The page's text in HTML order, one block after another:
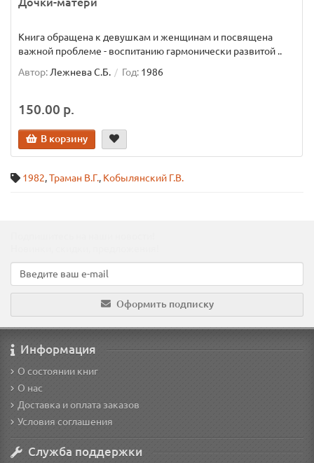
Книга обращена к девушкам и женщинам и посвящена
важной проблеме - воспитанию гармонически развитой ..
Автор: Лежнева С.Б. Год: 1986
150.00 р.
В корзину
1982,Траман В.Г., Кобылянский Г.В.
Оформить подписку
Информация
О состоянии книг
О нас
Доставка и оплата заказов
Условия соглашения
Служба поддержки